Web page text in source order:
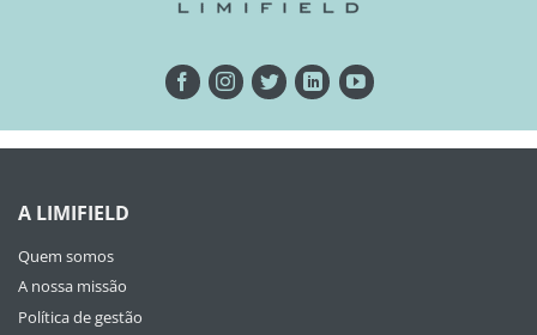
A LIMIFIELD
Quem somos
A nossa missão
Política de gestão